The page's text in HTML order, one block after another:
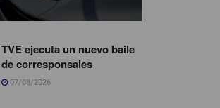
TVE ejecuta un nuevo baile
de corresponsales
07/08/2026